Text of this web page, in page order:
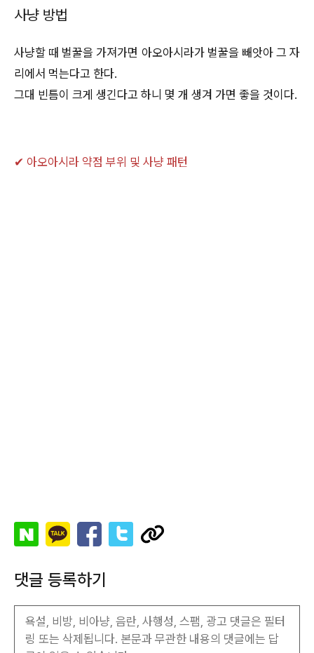
사냥 방법
사냥할 때 벌꿀을 가져가면 아오아시라가 벌꿀을 빼앗아 그 자
리에서 먹는다고 한다.
그대 빈틈이 크게 생긴다고 하니 몇 개 생겨 가면 좋을 것이다.
✔ 아오아시라 약점 부위 및 사냥 패턴
댓글 등록하기